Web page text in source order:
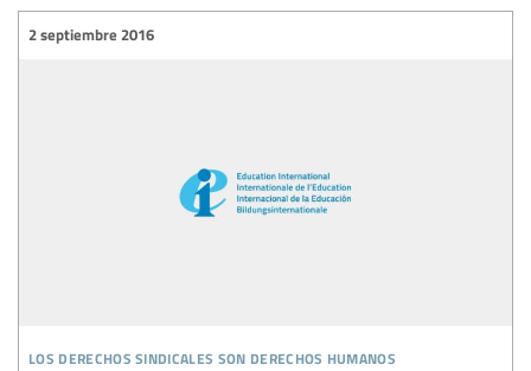
los derechos sindicales son derechos humanos
2 septiembre 2016